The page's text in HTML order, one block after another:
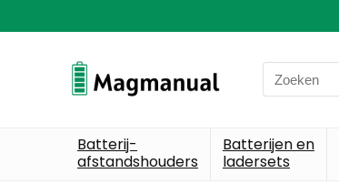
Search
for:
Batterij-
afstandshouders
Batterijen en
ladersets